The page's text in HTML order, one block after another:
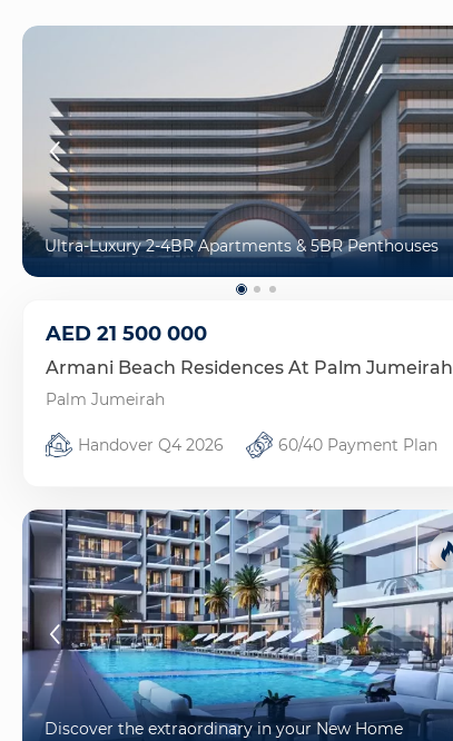
Ultra-Luxury 2-4BR Apartments & 5BR Penthouses
AED 21 500 000
Armani Beach Residences At Palm Jumeirah
Palm Jumeirah
Handover Q4 2026 60/40 Payment Plan
Discover the extraordinary in your New Home